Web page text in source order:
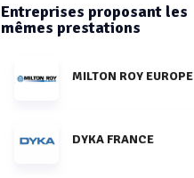
Entreprises proposant les
mêmes prestations
MILTON ROY EUROPE
DYKA FRANCE